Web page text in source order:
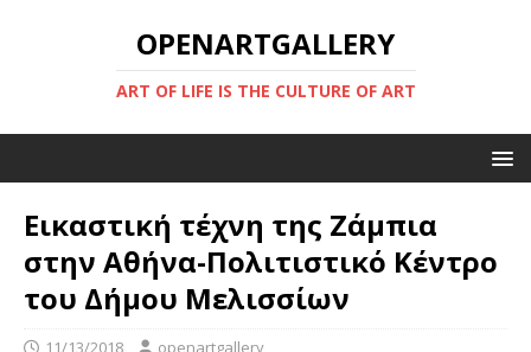
OPENARTGALLERY
ART OF LIFE IS THE CULTURE OF ART
Εικαστική τέχνη της Ζάμπια
στην Αθήνα-Πολιτιστικό Κέντρο
του Δήμου Μελισσίων
11/13/2018 openartgallery